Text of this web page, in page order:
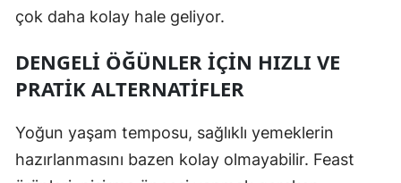
çok daha kolay hale geliyor.
DENGELI ÖĞÜNLER IÇIN HIZLI VE
PRATIK ALTERNATIFLER
Yoğun yaşam temposu, sağlıklı yemeklerin
hazırlanmasını bazen kolay olmayabilir. Feast